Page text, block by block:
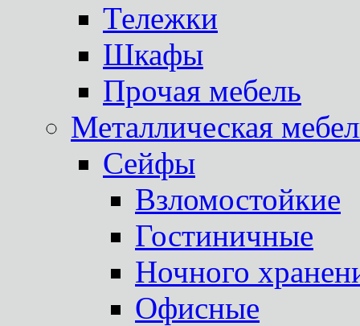
Тележки
Шкафы
Прочая мебель
Металлическая
Сейфы
Взломостойкие
Гостиничные
Ночного
Офисные